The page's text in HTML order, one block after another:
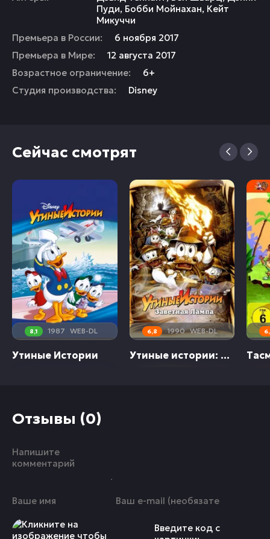
Пуди, Бобби Мойнахан, Кейт
Микуччи
Премьера в России:
6 ноября 2017
Премьера в Мире:
12 августа 2017
Возрастное ограничение:
6+
Студия производства:
Disney
Сейчас смотрят
8,1 1987 WEB-DL
Утиные Истории
6,8 1990 WEB-DL
Утиные истории: Заветная лампа
Отзывы (0)
Введите код с